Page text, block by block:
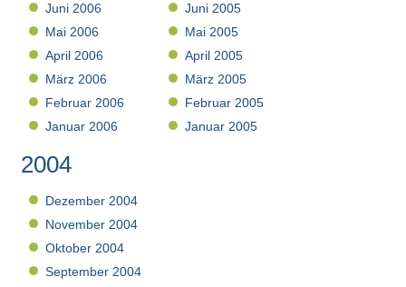
Juni 2006
Mai 2006
April 2006
März 2006
Februar 2006
Januar 2006
Juni 2005
Mai 2005
April 2005
März 2005
Februar 2005
Januar 2005
2004
Dezember 2004
November 2004
Oktober 2004
September 2004